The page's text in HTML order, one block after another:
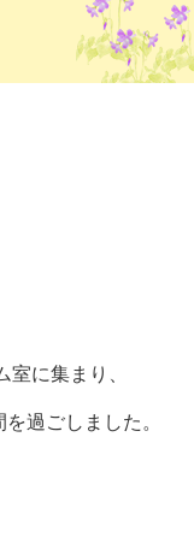
に集まり、
過ごしました。